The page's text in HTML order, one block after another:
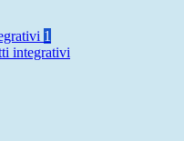
1
integrativi